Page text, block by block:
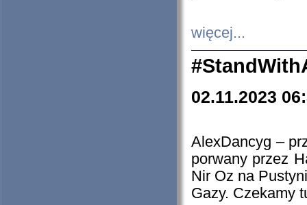
więcej...
02.11.2023
AlexDancyg –
porwany przez
Nir Oz na
Gazy. Czekamy